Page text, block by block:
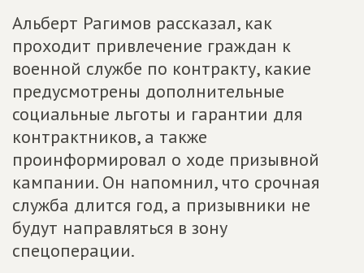
Альберт Рагимов рассказал, как
проходит привлечение граждан к
военной службе по контракту, какие
предусмотрены дополнительные
социальные льготы и гарантии для
контрактников, а также
проинформировал о ходе призывной
кампании. Он напомнил, что срочная
служба длится год, а призывники не
будут направляться в зону
спецоперации.